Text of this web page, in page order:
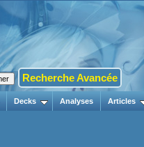
Recherche Avancée
Decks Analyses Articles